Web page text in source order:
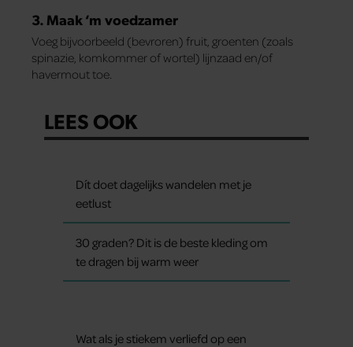
3. Maak ‘m voedzamer
Voeg bijvoorbeeld (bevroren) fruit, groenten (zoals
spinazie, komkommer of wortel) lijnzaad en/of
havermout toe.
LEES OOK
Dít doet dagelijks wandelen met je
eetlust
30 graden? Dit is de beste kleding om
te dragen bij warm weer
Wat als je stiekem verliefd op een